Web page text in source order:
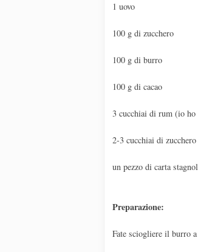
1 uovo
100 g di zucchero
100 g di burro
100 g di cacao
3 cucchiai di rum (io
2-3 cucchiai di
un pezzo di carta
Preparazione:
Fate sciogliere il burro